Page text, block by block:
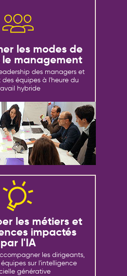
les modes de
management
des managers et
équipes à l'heure du
hybride
les métiers et
impactés
par l'IA
les dirigeants,
sur l'intelligence
générative